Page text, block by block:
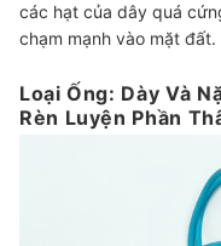
các hạt của dây quá
chạm mạnh vào mặt đất.
Loại Ống: Dày Và
Rèn Luyện Phần